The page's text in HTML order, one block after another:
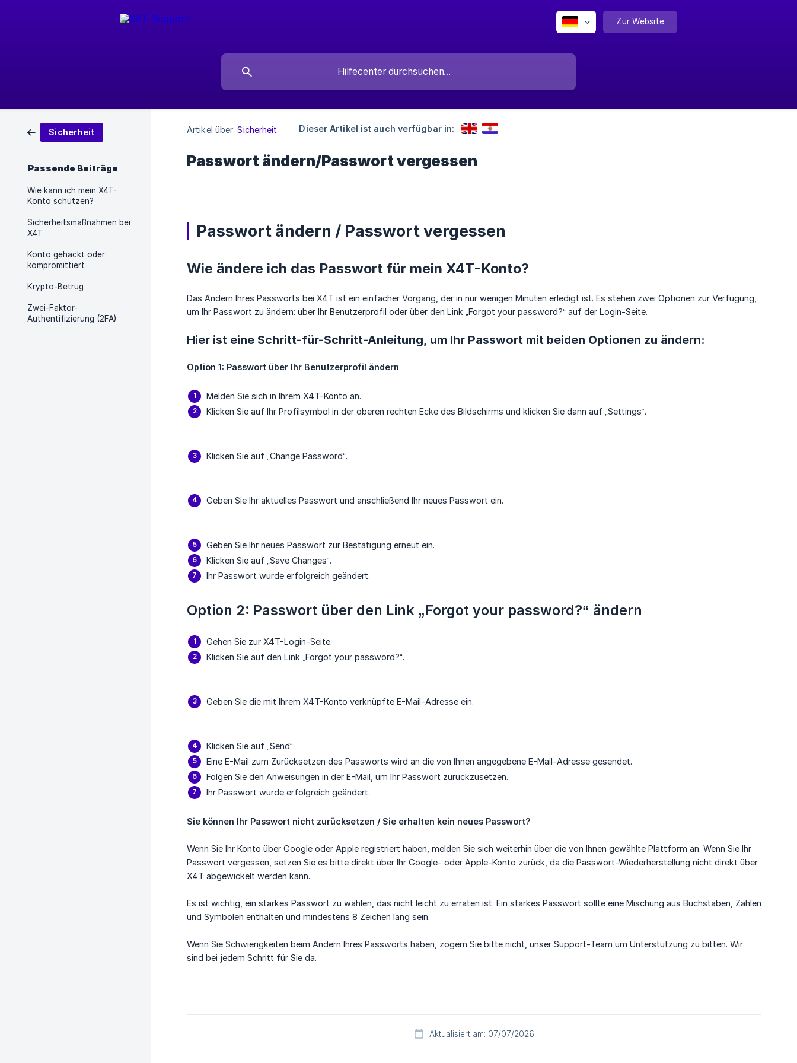
Zur Website
Sicherheit
Passende Beiträge
Wie kann ich mein X4T-
Konto schützen?
Sicherheitsmaßnahmen bei
X4T
Konto gehackt oder
kompromittiert
Krypto-Betrug
Zwei-Faktor-
Authentifizierung (2FA)
Artikel über: Sicherheit Dieser Artikel ist auch verfügbar in:
Passwort ändern/Passwort vergessen
Passwort ändern / Passwort vergessen
Wie ändere ich das Passwort für mein X4T-Konto?
Das Ändern Ihres Passworts bei X4T ist ein einfacher Vorgang, der in nur wenigen Minuten erledigt ist. Es stehen zwei Optionen zur Verfügung,
um Ihr Passwort zu ändern: über Ihr Benutzerprofil oder über den Link „Forgot your password?“ auf der Login-Seite.
Hier ist eine Schritt-für-Schritt-Anleitung, um Ihr Passwort mit beiden Optionen zu ändern:
Option 1: Passwort über Ihr Benutzerprofil ändern
Melden Sie sich in Ihrem X4T-Konto an.
Klicken Sie auf Ihr Profilsymbol in der oberen rechten Ecke des Bildschirms und klicken Sie dann auf „Settings“.
Klicken Sie auf „Change Password“.
Geben Sie Ihr aktuelles Passwort und anschließend Ihr neues Passwort ein.
Geben Sie Ihr neues Passwort zur Bestätigung erneut ein.
Klicken Sie auf „Save Changes“.
Ihr Passwort wurde erfolgreich geändert.
Option 2: Passwort über den Link „Forgot your password?“ ändern
Gehen Sie zur X4T-Login-Seite.
Klicken Sie auf den Link „Forgot your password?“.
Geben Sie die mit Ihrem X4T-Konto verknüpfte E-Mail-Adresse ein.
Klicken Sie auf „Send“.
Eine E-Mail zum Zurücksetzen des Passworts wird an die von Ihnen angegebene E-Mail-Adresse gesendet.
Folgen Sie den Anweisungen in der E-Mail, um Ihr Passwort zurückzusetzen.
Ihr Passwort wurde erfolgreich geändert.
Sie können Ihr Passwort nicht zurücksetzen / Sie erhalten kein neues Passwort?
Wenn Sie Ihr Konto über Google oder Apple registriert haben, melden Sie sich weiterhin über die von Ihnen gewählte Plattform an. Wenn Sie Ihr
Passwort vergessen, setzen Sie es bitte direkt über Ihr Google- oder Apple-Konto zurück, da die Passwort-Wiederherstellung nicht direkt über
X4T abgewickelt werden kann.
Es ist wichtig, ein starkes Passwort zu wählen, das nicht leicht zu erraten ist. Ein starkes Passwort sollte eine Mischung aus Buchstaben, Zahlen
und Symbolen enthalten und mindestens 8 Zeichen lang sein.
Wenn Sie Schwierigkeiten beim Ändern Ihres Passworts haben, zögern Sie bitte nicht, unser Support-Team um Unterstützung zu bitten. Wir
sind bei jedem Schritt für Sie da.
Aktualisiert am: 07/07/2026